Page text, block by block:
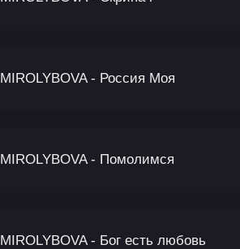
MIROLYBOVA - Россия Моя
MIROLYBOVA - Помолимся
MIROLYBOVA - Бог есть любовь